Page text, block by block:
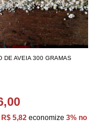
DE AVEIA 300 GRAMAS
R$ 5,82 economize 3% no